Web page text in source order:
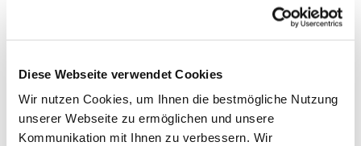
Diese Webseite verwendet Cookies
Wir nutzen Cookies, um Ihnen die bestmögliche Nutzung
unserer Webseite zu ermöglichen und unsere
Kommunikation mit Ihnen zu verbessern. Wir
Material
Edelstahl V2A Werkstoff 1.4301, Schliff Korn 320,
schallhemmende V100 Platte
Materialstärke